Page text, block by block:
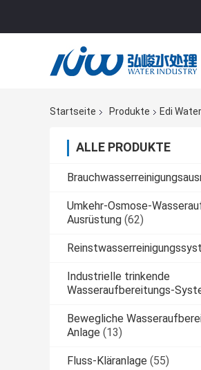
Startseite
Produkte Edi
ALLE PRODUKTE
Umkehr-Osmose-
Ausrüstung (62)
Industrielle trinkende
Wasseraufbereitungs-
Bewegliche
Anlage (13)
Fluss-Kläranlage (55)